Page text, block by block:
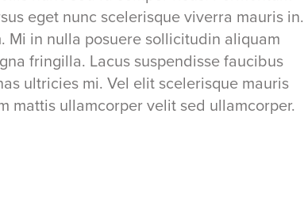
eget nunc scelerisque viverra mauris in.
Mi in nulla posuere sollicitudin aliquam
fringilla. Lacus suspendisse faucibus
ultricies mi. Vel elit scelerisque mauris
mattis ullamcorper velit sed ullamcorper.